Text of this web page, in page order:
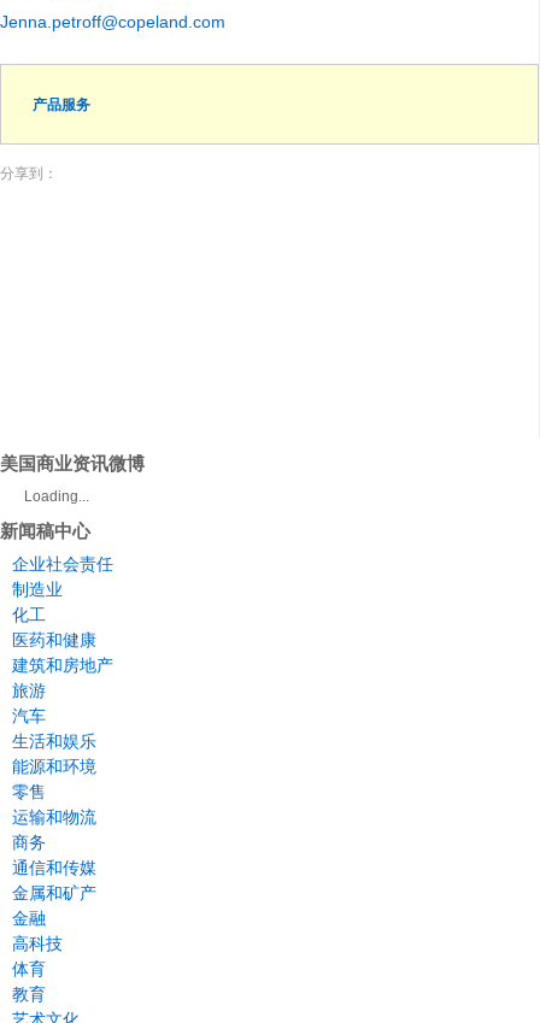
Jenna.petroff@copeland.com
产品服务
分享到：
美国商业资讯微博
Loading...
新闻稿中心
企业社会责任
制造业
化工
医药和健康
建筑和房地产
旅游
汽车
生活和娱乐
能源和环境
零售
运输和物流
商务
通信和传媒
金属和矿产
金融
高科技
体育
教育